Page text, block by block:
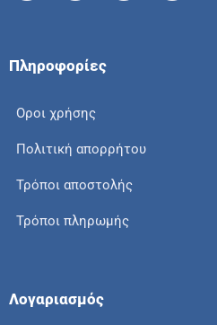
Πληροφορίες
Οροι χρήσης
Πολιτική απορρήτου
Τρόποι αποστολής
Τρόποι πληρωμής
Λογαριασμός